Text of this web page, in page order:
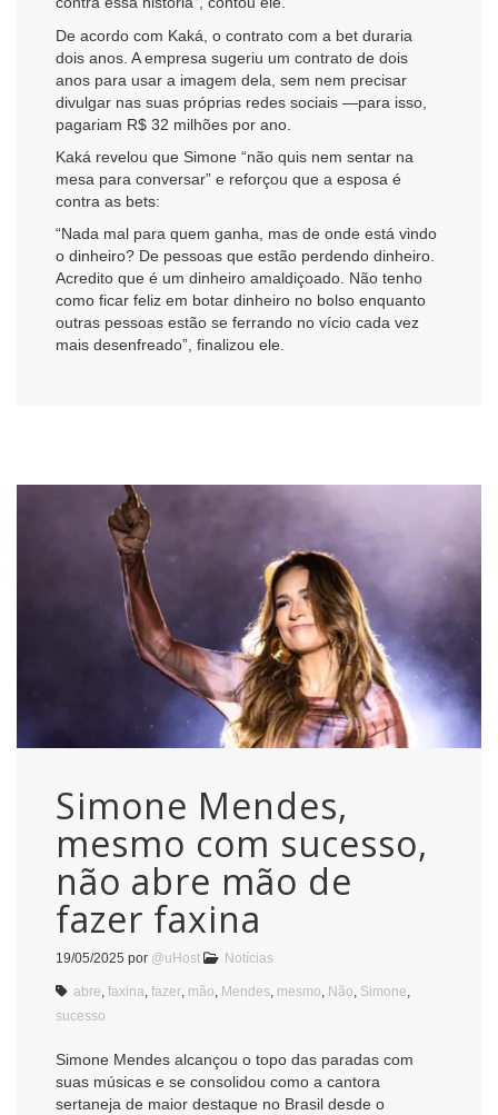
De acordo com Kaká, o contrato com a bet duraria
dois anos. A empresa sugeriu um contrato de dois
anos para usar a imagem dela, sem nem precisar
divulgar nas suas próprias redes sociais —para isso,
pagariam R$ 32 milhões por ano.
Kaká revelou que Simone “não quis nem sentar na
mesa para conversar” e reforçou que a esposa é
contra as bets:
“Nada mal para quem ganha, mas de onde está vindo
o dinheiro? De pessoas que estão perdendo dinheiro.
Acredito que é um dinheiro amaldiçoado. Não tenho
como ficar feliz em botar dinheiro no bolso enquanto
outras pessoas estão se ferrando no vício cada vez
mais desenfreado”, finalizou ele.
Simone Mendes,
mesmo com sucesso,
não abre mão de
fazer faxina
19/05/2025 por @uHost Notícias
abre faxina fazer mão Mendes mesmo Não Simone
sucesso
Simone Mendes alcançou o topo das paradas com
suas músicas e se consolidou como a cantora
sertaneja de maior destaque no Brasil desde o